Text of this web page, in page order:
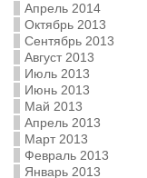
Апрель 2014
Октябрь 2013
Сентябрь 2013
Август 2013
Июль 2013
Июнь 2013
Май 2013
Апрель 2013
Март 2013
Февраль 2013
Январь 2013